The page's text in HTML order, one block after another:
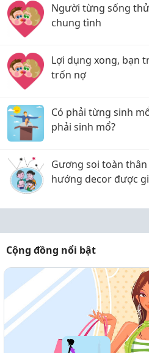
Người từng sống
chung tình
Lợi dụng xong, bạn
trốn nợ
Có phải từng sinh
phải sinh mổ?
Gương soi toàn
hướng decor được
Cộng đồng nổi bật